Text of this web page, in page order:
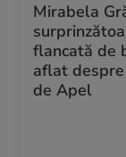
Mirabela
flancată de
aflat
de Apel